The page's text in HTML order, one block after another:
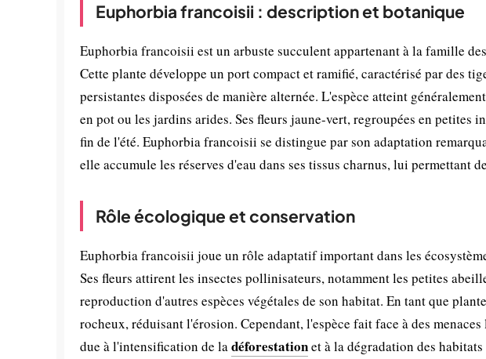
Euphorbia francoisii : description et botanique
Euphorbia francoisii est un arbuste succulent appartenant à la famille
Cette plante développe un port compact et ramifié, caractérisé par des
persistantes disposées de manière alternée. L'espèce atteint
en pot ou les jardins arides. Ses fleurs jaune-vert, regroupées en petites
fin de l'été. Euphorbia francoisii se distingue par son adaptation
elle accumule les réserves d'eau dans ses tissus charnus, lui permettant
Rôle écologique et conservation
Euphorbia francoisii joue un rôle adaptatif important dans les
Ses fleurs attirent les insectes pollinisateurs, notamment les petites
reproduction d'autres espèces végétales de son habitat. En tant que
rocheux, réduisant l'érosion. Cependant, l'espèce fait face à des menaces
due à l'intensification de ladéforestationet à la dégradation des